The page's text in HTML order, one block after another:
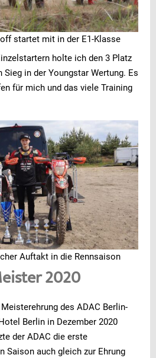
startet mit in der E1-Klasse
holte ich den 3 Platz
Sieg in der Youngstar Wertung. Es
für mich und das viele Training
Auftakt in die Rennsaison
2020
des ADAC Berlin-
Berlin in Dezember 2020
der ADAC die erste
Saison auch gleich zur Ehrung